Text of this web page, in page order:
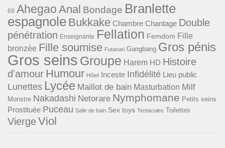
69 Ahegao Anal Bondage Branlette
espagnole Bukkake Chambre Chantage Double
pénétration Enseignante Fellation Femdom Fille
bronzée Fille soumise Futanari Gangbang Gros pénis
Gros seins Groupe Harem HD Histoire
d'amour Humour Hôtel Inceste Infidélité Lieu public
Lunettes Lycée Maillot de bain Masturbation Milf
Monstre Nakadashi Netorare Nymphomane Petits seins
Prostituée Puceau Salle de bain Sex toys Tentacules Toilettes
ViergeViol